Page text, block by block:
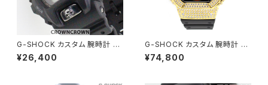
G-SHOCK カスタム 腕時計 D
W-6900-1V DW6900-086
¥26,400
G-SHOCK カスタム 腕時計 G
LX5600-E1 DW5600-003
¥74,800